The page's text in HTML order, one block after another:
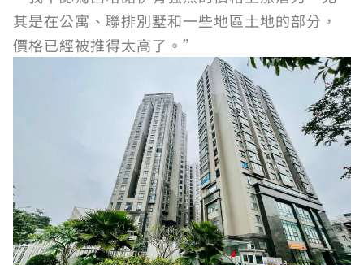
其是在公寓、聯排別墅和一些地區土地的部分，
價格已經被推得太高了。”